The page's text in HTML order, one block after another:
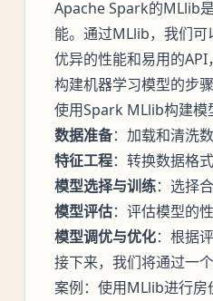
Apache Spark的MLlib
能。通过MLlib，我们可
优异的性能和易用的API
构建机器学习模型的步骤
使用Spark MLlib构建模
数据准备：加载和清洗数
特征工程：转换数据格
模型选择与训练：选择
模型评估：评估模型的性
模型调优与优化：根据
接下来，我们将通过一
案例：使用MLlib进行房